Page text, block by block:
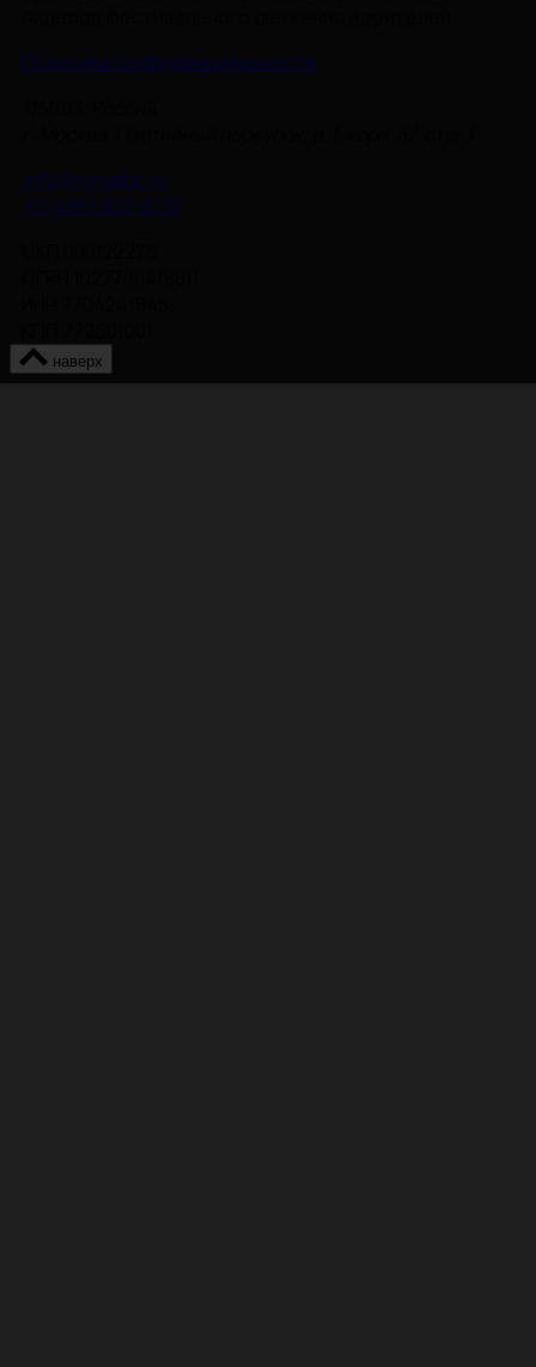
Политика Конфиденциальности
info@nmgdoc.ru
+7 (495) 937-6170
наверх